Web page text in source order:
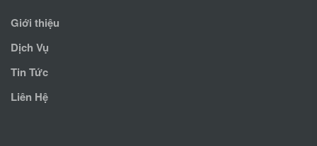
Giới thiệu
Dịch Vụ
Tin Tức
Liên Hệ